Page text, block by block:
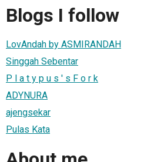
Blogs I follow
LovAndah by ASMIRANDAH
Singgah Sebentar
P l a t y p u s ' s F o r k
ADYNURA
ajengsekar
Pulas Kata